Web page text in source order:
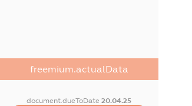
freemium.actualData
document.dueToDate20.04.25